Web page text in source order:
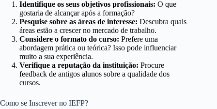
Identifique os seus objetivos profissionais: O que
gostaria de alcançar após a formação?
Pesquise sobre as áreas de interesse: Descubra quais
áreas estão a crescer no mercado de trabalho.
Considere o formato do curso: Prefere uma
abordagem prática ou teórica? Isso pode influenciar
muito a sua experiência.
Verifique a reputação da instituição: Procure
feedback de antigos alunos sobre a qualidade dos
cursos.
Como se Inscrever no IEFP?